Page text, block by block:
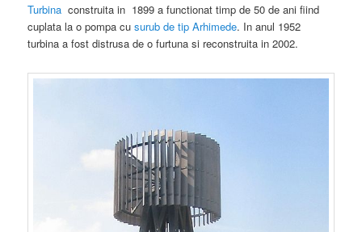
Turbina construita in 1899 a functionat timp de 50 de ani fiind
cuplata la o pompa cusurub de tip Arhimede. In anul 1952
turbina a fost distrusa de o furtuna si reconstruita in 2002.